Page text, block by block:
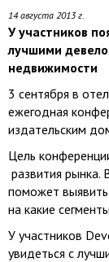
14 августа 2013 г.
У участников
лучшими
недвижимости
3 сентября в
ежегодная
издательским
Цель
развития рынка.
поможет выявить
на какие
У участников
увидеться с